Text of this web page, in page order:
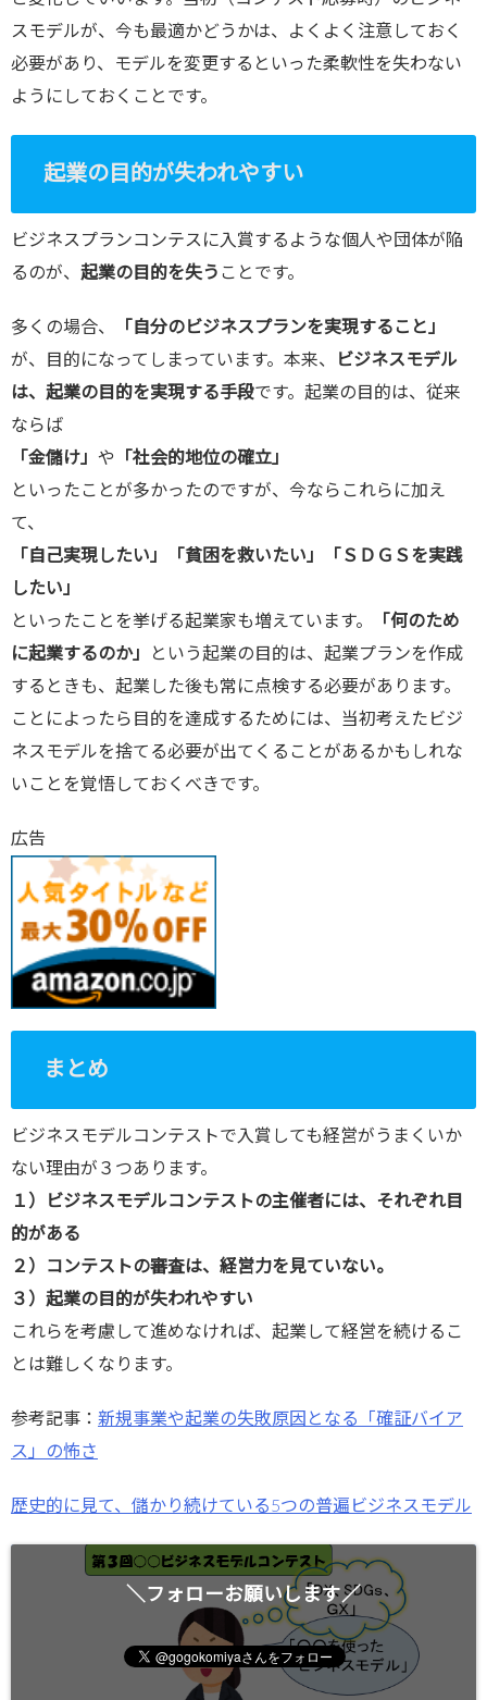
スモデルが、今も最適かどうかは、よくよく注意しておく
必要があり、モデルを変更するといった柔軟性を失わない
ようにしておくことです。
起業の目的が失われやすい
ビジネスプランコンテスに入賞するような個人や団体が陥
るのが、 起業の目的を失う ことです。
多くの場合、
「自分のビジネスプランを実現すること」
が、目的になってしまっています。本来、
ビジネスモデル
は、起業の目的を実現する手段です。起業の目的は、従来
ならば
「金儲け」 や
「社会的地位の確立」
といったことが多かったのですが、今ならこれらに加え
て、
「自己実現したい」「貧困を救いたい」「ＳＤＧＳを実践
したい」
といったことを挙げる起業家も増えています。
「何のため
に起業するのか」
という起業の目的は、起業プランを作成
するときも、起業した後も常に点検する必要があります。
ことによったら目的を達成するためには、当初考えたビジ
ネスモデルを捨てる必要が出てくることがあるかもしれな
いことを覚悟しておくべきです。
広告
まとめ
ビジネスモデルコンテストで入賞しても経営がうまくいか
ない理由が３つあります。
１）ビジネスモデルコンテストの主催者には、それぞれ目
的がある
２）コンテストの審査は、経営力を見ていない。
３）起業の目的が失われやすい
これらを考慮して進めなければ、起業して経営を続けるこ
とは難しくなります。
参考記事： 新規事業や起業の失敗原因となる「確証バイア
ス」の怖さ
歴史的に見て、儲かり続けている5つの普遍ビジネスモデル
＼フォローお願いします／